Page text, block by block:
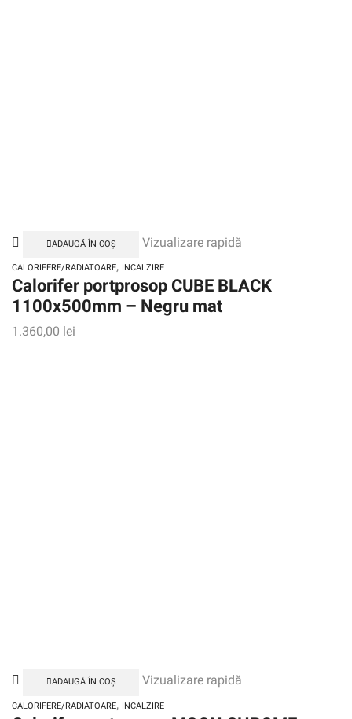
ADAUGĂ ÎN COȘ Vizualizare rapidă
CALORIFERE/RADIATOARE, INCALZIRE
Calorifer portprosop CUBE BLACK
1100x500mm – Negru mat
1.360,00 lei
ADAUGĂ ÎN COȘ Vizualizare rapidă
CALORIFERE/RADIATOARE, INCALZIRE